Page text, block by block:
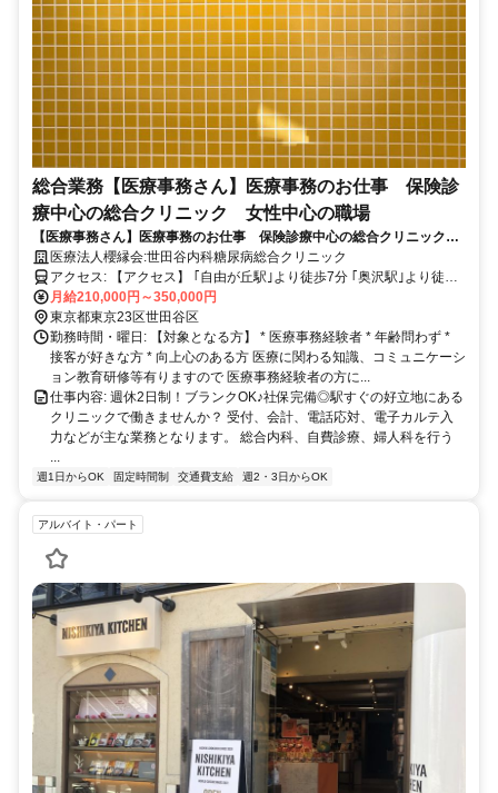
総合業務【医療事務さん】医療事務のお仕事 保険診
療中心の総合クリニック 女性中心の職場
【医療事務さん】医療事務のお仕事 保険診療中心の総合クリニック
女性中心の職場環境
医療法人櫻縁会:世田谷内科糖尿病総合クリニック
アクセス: 【アクセス】 ｢自由が丘駅｣より徒歩7分 ｢奥沢駅｣より徒歩3
分 ｢緑が丘駅｣より徒歩6分
月給210,000円～350,000円
東京都東京23区世田谷区
勤務時間・曜日: 【対象となる方】 * 医療事務経験者 * 年齢問わず *
接客が好きな方 * 向上心のある方 医療に関わる知識、コミュニケーシ
ョン教育研修等有りますので 医療事務経験者の方に...
仕事内容: 週休2日制！ブランクOK♪社保完備◎駅すぐの好立地にある
クリニックで働きませんか？ 受付、会計、電話応対、電子カルテ入
力などが主な業務となります。 総合内科、自費診療、婦人科を行う
週1日からOK 固定時間制 交通費支給 週2・3日からOK
アルバイト・パート